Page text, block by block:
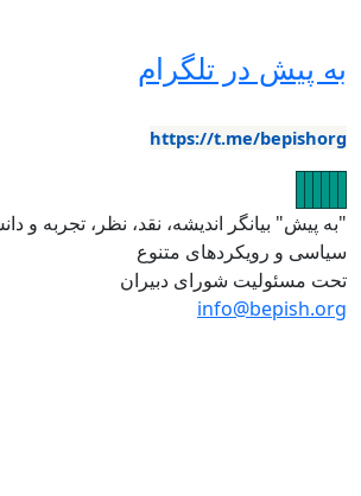
پیش در تلگرام
https://t.me/
پیش" بیانگر اندیشه، نقد، نظر، تجربه و دانش
و رویکردهای متنوع
مسئولیت شورای دبیران